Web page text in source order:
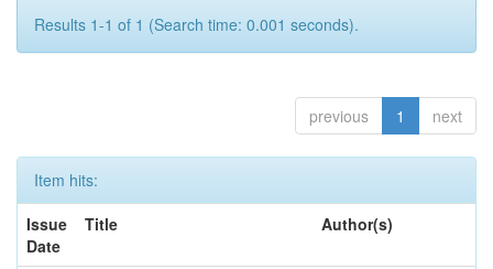
Results 1-1 of 1 (Search time: 0.001 seconds).
previous 1 next
Item hits:
Issue
Date
Title Author(s)